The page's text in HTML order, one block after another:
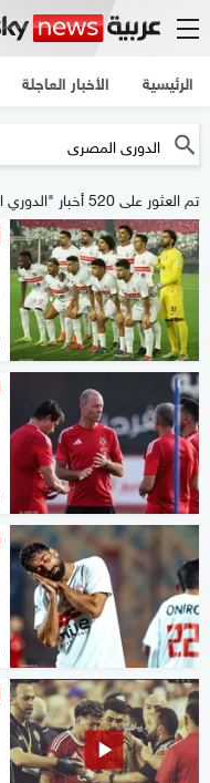
الرئيسية الأخبار العاجلة
تم العثور على 520 أخبار "الدوري المصري"